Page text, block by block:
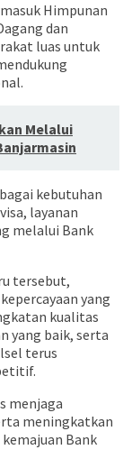
Himpunan
dan
luas untuk
Melalui
kebutuhan
layanan
melalui Bank
tersebut,
yang
kualitas
yang baik, serta
terus
menjaga
meningkatkan
Bank